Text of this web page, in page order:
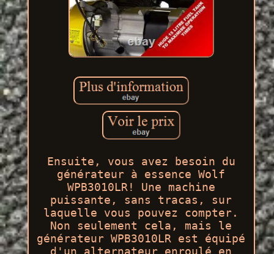
Ensuite, vous avez besoin du
générateur à essence Wolf
WPB3010LR! Une machine
puissante, sans tracas, sur
laquelle vous pouvez compter.
Non seulement cela, mais le
générateur WPB3010LR est équipé
d'un alternateur enroulé en